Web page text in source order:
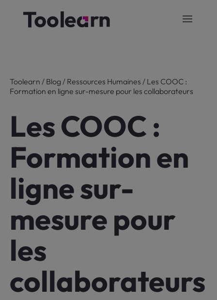
Toolearn / Blog / Ressources Humaines / Les COOC :
Formation en ligne sur-mesure pour les collaborateurs
Les COOC :
Formation en
ligne sur-
mesure pour
les
collaborateurs